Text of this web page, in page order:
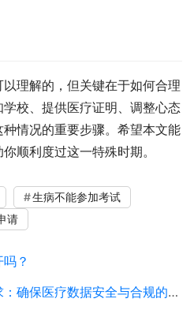
理解的，但关键在于如何合理
校、提供医疗证明、调整心态
情况的重要步骤。希望本文能
顺利度过这一特殊时期。
生病不能参加考试
请
？
保医疗数据安全与合规的关键步骤